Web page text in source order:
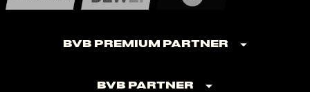
BVB Premium Partner
BVB Partner